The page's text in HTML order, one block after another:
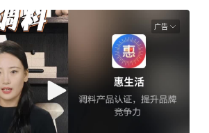
广告